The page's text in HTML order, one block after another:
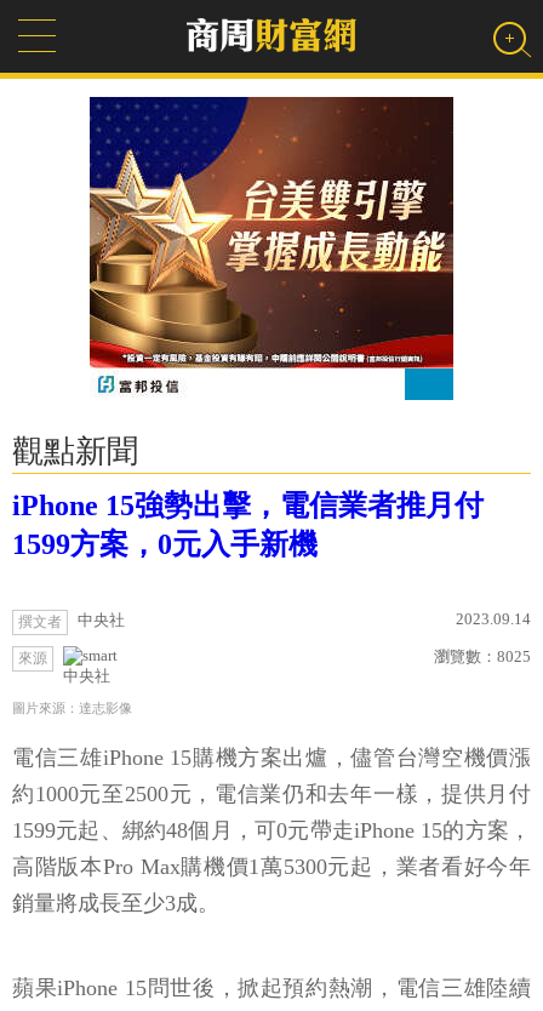
觀點新聞
iPhone 15強勢出擊，電信業者推月付
1599方案，0元入手新機
撰文者 中央社 2023.09.14
來源
中央社
瀏覽數： 8025
圖片來源：達志影像
電信三雄iPhone 15購機方案出爐，儘管台灣空機價漲
約1000元至2500元，電信業仍和去年一樣，提供月付
1599元起、綁約48個月，可0元帶走iPhone 15的方案，
高階版本Pro Max購機價1萬5300元起，業者看好今年
銷量將成長至少3成。
蘋果iPhone 15問世後，掀起預約熱潮，電信三雄陸續